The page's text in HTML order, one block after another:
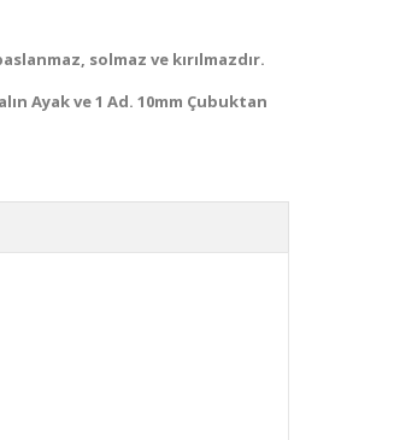
solmaz ve kırılmazdır.
Ayak ve 1 Ad. 10mm Çubuktan